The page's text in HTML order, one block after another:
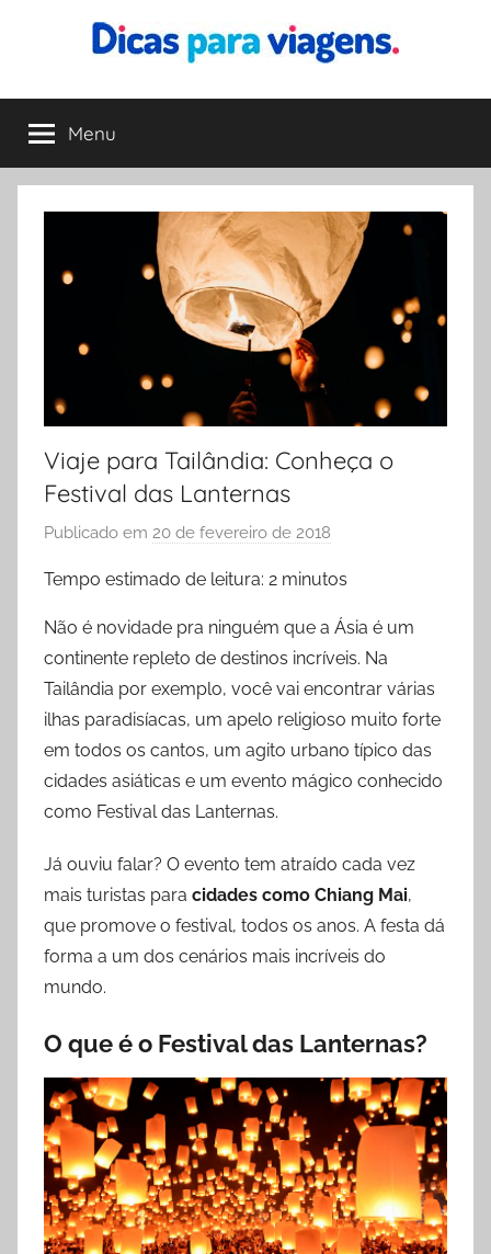
conteúdo
Dicas
para
Viagens
melhor
dica
para
Menu
Viaje para Tailândia: Conheça o
Festival das Lanternas
Publicado em 20 de fevereiro de 2018
r
P
c
y
l
i
d
e
l
Tempo estimado de leitura: 2 minutos
Não é novidade pra ninguém que a Ásia é um
continente repleto de destinos incríveis. Na
Tailândia por exemplo, você vai encontrar várias
ilhas paradisíacas, um apelo religioso muito forte
em todos os cantos, um agito urbano típico das
cidades asiáticas e um evento mágico conhecido
como Festival das Lanternas.
Já ouviu falar? O evento tem atraído cada vez
mais turistas para cidades como Chiang Mai,
que promove o festival, todos os anos. A festa dá
forma a um dos cenários mais incríveis do
mundo.
O que é o Festival das Lanternas?